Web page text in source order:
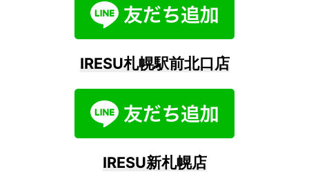
IRESU札幌駅前北口店
IRESU新札幌店